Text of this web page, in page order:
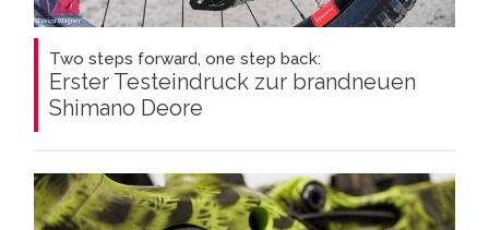
Two steps forward, one step back:
Erster Testeindruck zur brandneuen
Shimano Deore